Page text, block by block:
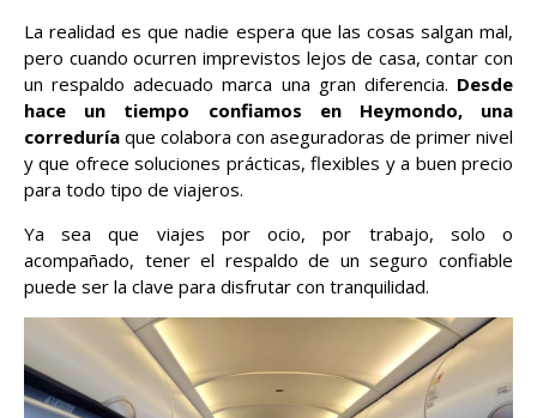
La realidad es que nadie espera que las cosas salgan mal,
pero cuando ocurren imprevistos lejos de casa, contar con
un respaldo adecuado marca una gran diferencia. Desde
hace un tiempo confiamos en Heymondo, una
correduría que colabora con aseguradoras de primer nivel
y que ofrece soluciones prácticas, flexibles y a buen precio
para todo tipo de viajeros.
Ya sea que viajes por ocio, por trabajo, solo o
acompañado, tener el respaldo de un seguro confiable
puede ser la clave para disfrutar con tranquilidad.